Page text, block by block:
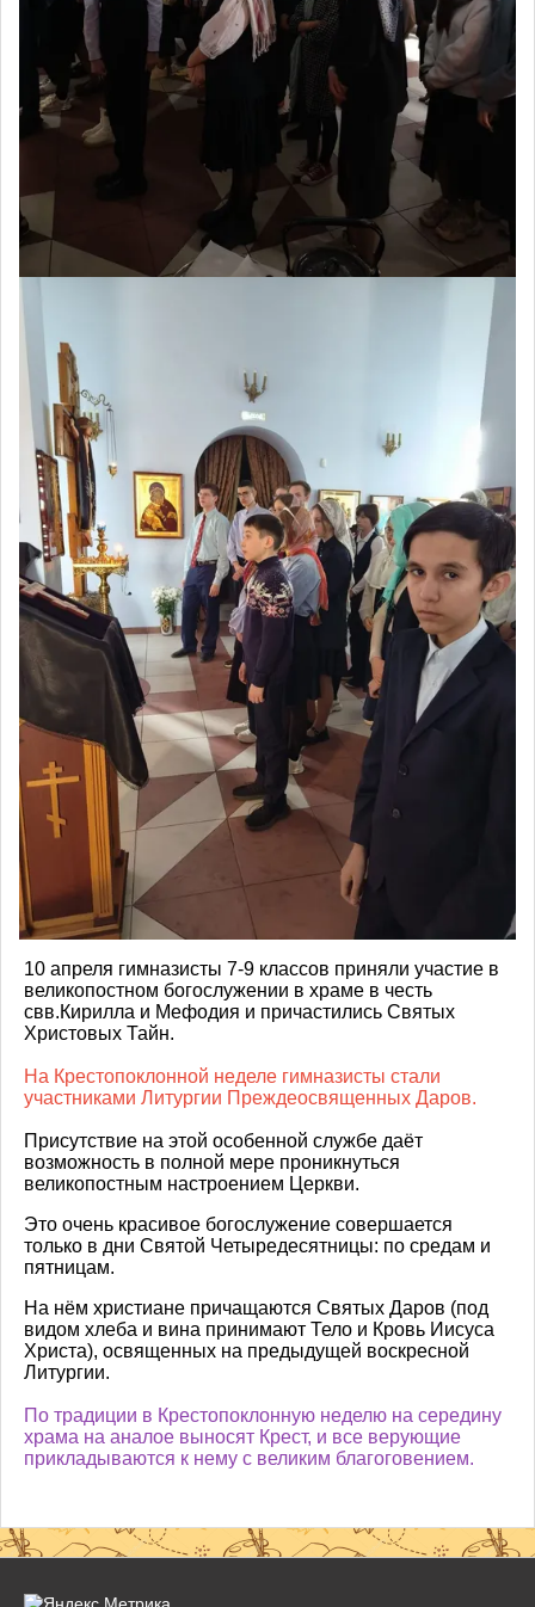
10 апреля гимназисты 7-9 классов приняли участие в
великопостном богослужении в храме в честь
свв.Кирилла и Мефодия и причастились Святых
Христовых Тайн.
На Крестопоклонной неделе гимназисты стали
участниками Литургии Преждеосвященных Даров.
Присутствие на этой особенной службе даёт
возможность в полной мере проникнуться
великопостным настроением Церкви.
Это очень красивое богослужение совершается
только в дни Святой Четыредесятницы: по средам и
пятницам.
На нём христиане причащаются Святых Даров (под
видом хлеба и вина принимают Тело и Кровь Иисуса
Христа), освященных на предыдущей воскресной
Литургии.
По традиции в Крестопоклонную неделю на середину
храма на аналое выносят Крест, и все верующие
прикладываются к нему с великим благоговением.